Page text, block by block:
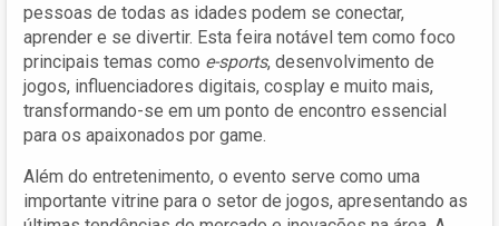
pessoas de todas as idades podem se conectar,
aprender e se divertir. Esta feira notável tem como foco
principais temas como e-sports, desenvolvimento de
jogos, influenciadores digitais, cosplay e muito mais,
transformando-se em um ponto de encontro essencial
para os apaixonados por game.
Além do entretenimento, o evento serve como uma
importante vitrine para o setor de jogos, apresentando as